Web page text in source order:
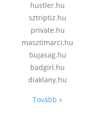
hustler.hu
sztriptiz.hu
private.hu
masztimarci.hu
bujasag.hu
badgirl.hu
diaklany.hu
Tovább »